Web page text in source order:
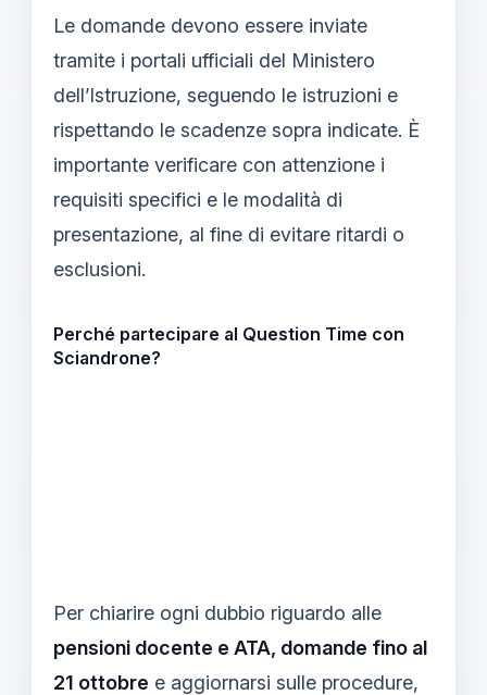
Le domande devono essere inviate
tramite i portali ufficiali del Ministero
dell’Istruzione, seguendo le istruzioni e
rispettando le scadenze sopra indicate. È
importante verificare con attenzione i
requisiti specifici e le modalità di
presentazione, al fine di evitare ritardi o
esclusioni.
Perché partecipare al Question Time con
Sciandrone?
Per chiarire ogni dubbio riguardo alle
pensioni docente e ATA, domande fino al
21 ottobre e aggiornarsi sulle procedure,